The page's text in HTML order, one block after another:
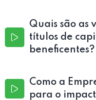
Quais são as
títulos de
beneficentes?
Como a
para o